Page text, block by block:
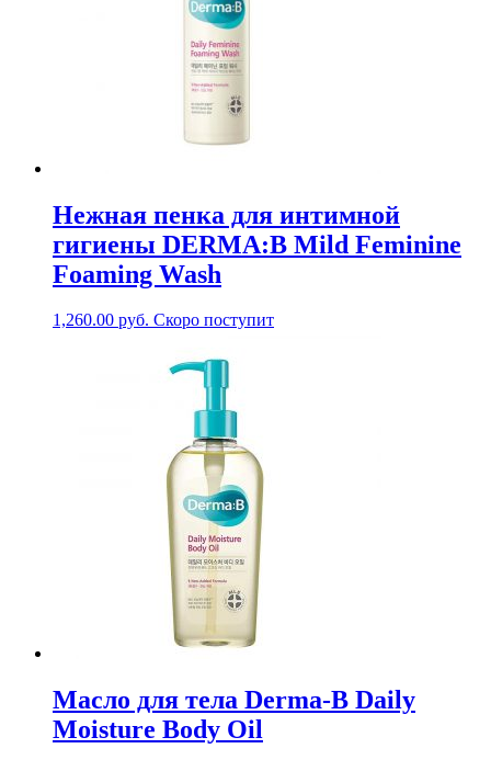
Нежная пенка для интимной
гигиены DERMA:B Mild Feminine
Foaming Wash
1,260.00 руб. Скоро поступит
Масло для тела Derma-B Daily
Moisture Body Oil